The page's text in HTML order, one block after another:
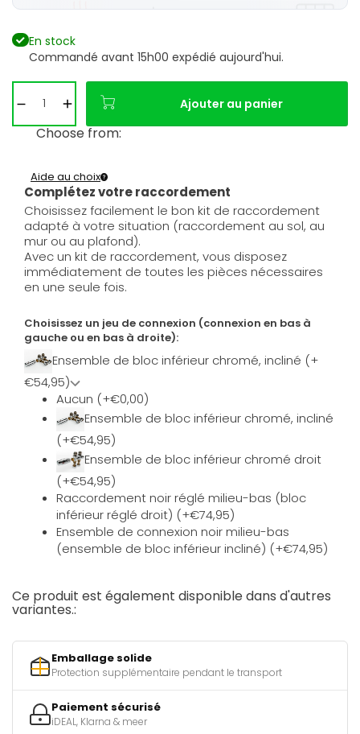
En stock
Commandé avant 15h00 expédié aujourd'hui.
Ajouter au panier
Choose from:
Complétez votre raccordement
Aide au choix
Choisissez facilement le bon kit de raccordement
adapté à votre situation (raccordement au sol, au
mur ou au plafond).
Avec un kit de raccordement, vous disposez
immédiatement de toutes les pièces nécessaires
en une seule fois.
Choisissez un jeu de connexion (connexion en bas à
gauche ou en bas à droite):
Ensemble de bloc inférieur chromé, incliné (+
€54,95)
Aucun (+€0,00)
Ensemble de bloc inférieur chromé, incliné
(+€54,95)
Ensemble de bloc inférieur chromé droit
(+€54,95)
Raccordement noir réglé milieu-bas (bloc
inférieur réglé droit) (+€74,95)
Ensemble de connexion noir milieu-bas
(ensemble de bloc inférieur incliné) (+€74,95)
Ce produit est également disponible dans d'autres
variantes.:
Emballage solide
Protection supplémentaire pendant le transport
Paiement sécurisé
iDEAL, Klarna & meer